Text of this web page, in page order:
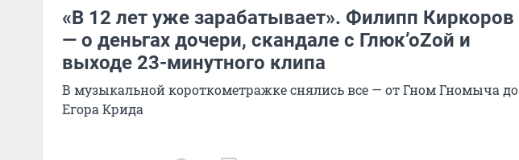
«В 12 лет уже зарабатывает». Филипп Киркоров
— о деньгах дочери, скандале с Глюк’оZой и
выходе 23-минутного клипа
В музыкальной короткометражке снялись все — от Гном Гномыча до
Егора Крида